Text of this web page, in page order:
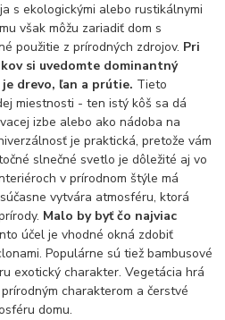
s ekologickými alebo rustikálnymi
však môžu zariadiť dom s
použitie z prírodných zdrojov. Pri
si uvedomte dominantný
drevo, ľan a prútie. Tieto
miestnosti - ten istý kôš sa dá
izbe alebo ako nádoba na
je praktická, pretože vám
slnečné svetlo je dôležité aj vo
v prírodnom štýle má
vytvára atmosféru, ktorá
Malo by byť čo najviac
účel je vhodné okná zdobiť
Populárne sú tiež bambusové
exotický charakter. Vegetácia hrá
charakterom a čerstvé
domu.